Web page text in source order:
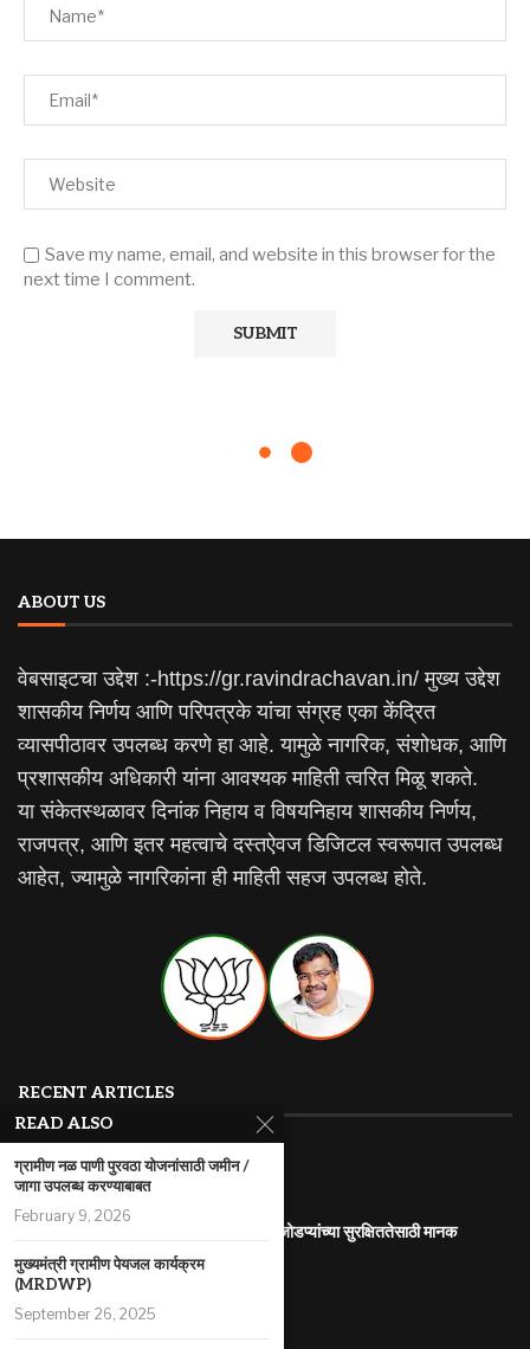
Save my name, email, and website in this browser for the
next time I comment.
ABOUT US
वेबसाइटचा उद्देश :-https://gr.ravindrachavan.in/ मुख्य उद्देश
शासकीय निर्णय आणि परिपत्रके यांचा संग्रह एका केंद्रित
व्यासपीठावर उपलब्ध करणे हा आहे. यामुळे नागरिक, संशोधक, आणि
प्रशासकीय अधिकारी यांना आवश्यक माहिती त्वरित मिळू शकते.
या संकेतस्थळावर दिनांक निहाय व विषयनिहाय शासकीय निर्णय,
राजपत्र, आणि इतर महत्वाचे दस्तऐवज डिजिटल स्वरूपात उपलब्ध
आहेत, ज्यामुळे नागरिकांना ही माहिती सहज उपलब्ध होते.
RECENT ARTICLES
महाराष्ट्र इलेक्ट्रिक वाहन धोरण
July 29, 2026
आंतरजातीय किंवा आंतरधर्मीय विवाह करणा-या जोडप्यांच्या सुरक्षिततेसाठी मानक
कार्यप्रणाली
July 29, 2026
पोलीस कोठडीतील मृत्यू
READ ALSO
ग्रामीण नळ पाणी पुरवठा योजनांसाठी जमीन /
जागा उपलब्ध करण्याबाबत
February 9, 2026
मुख्यमंत्री ग्रामीण पेयजल कार्यक्रम
(MRDWP)
September 26, 2025